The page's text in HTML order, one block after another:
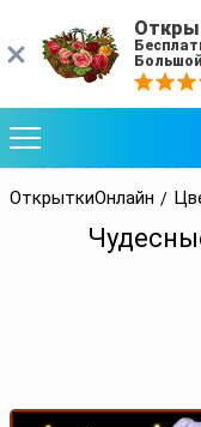
ОткрыткиОнлайн